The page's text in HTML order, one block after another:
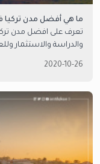
ما هي أفضل مدن تركيا
تعرف على افضل مدن
والدراسة والاستثمار
2020-10-26